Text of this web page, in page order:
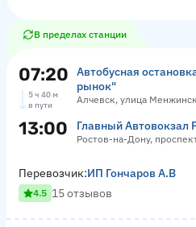
В пределах станции
07:20
Автобусная
рынок"
Алчевск, улица
5 ч 40 м
в пути
13:00 Главный Автовокзал
Ростов-на-Дону,
Перевозчик:ИП Гончаров А.В
4.5 15 отзывов